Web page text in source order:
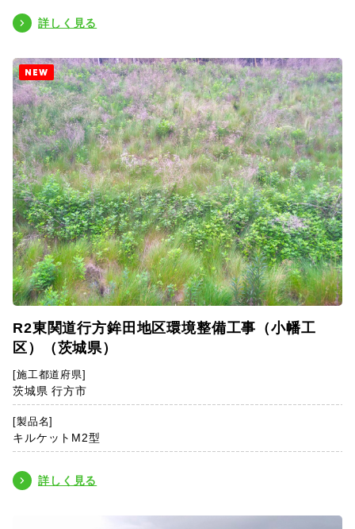
詳しく見る
NEW
R2東関道行方鉾田地区環境整備工事（小幡工
区）（茨城県）
[施工都道府県]
茨城県 行方市
[製品名]
キルケットM2型
詳しく見る